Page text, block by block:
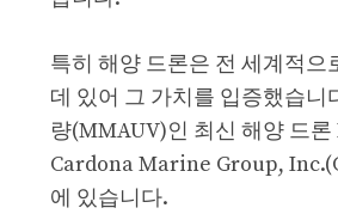
특히 해양 드론은 전 세계적
데 있어 그 가치를 입증했습니
량(MMAUV)인 최신 해양 드
Cardona Marine Group,
에 있습니다.